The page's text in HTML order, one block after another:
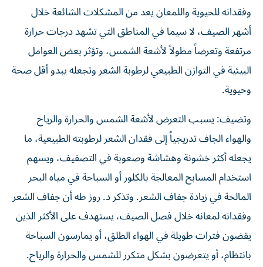
وفقدانه للحيوية واللمعان يعد من المشكلات الشائعة خلال
أشهر الصيف، لا سيما في المناطق التي تشهد درجات حرارة
مرتفعة وتعرضاً مطولاً لأشعة الشمس، وتؤثر بعض العوامل
البيئية في التوازن الطبيعي لرطوبة الشعر وتجعله يبدو أقل صحة
وحيوية.
وتضيف: يسبب التعرض لأشعة الشمس والحرارة والرياح
والهواء الجاف تدريجياً إلى فقدان الشعر لرطوبته الطبيعية، ما
يجعله أكثر خشونة وهشاشة وصعوبة في التصفيف، ويسهم
استخدام المسابح المعالجة بالكلور أو السباحة في مياه البحر
المالحة في زيادة جفاف الشعر. وتذكر د. روز طه أن جفاف الشعر
وفقدانه لمعانه خلال فصل الصيف، يستهدف على الأكثر الذين
يقضون فترات طويلة في الهواء الطلق، أو يمارسون السباحة
بانتظام، أو يتعرضون بشكل متكرر للشمس والحرارة والرياح.